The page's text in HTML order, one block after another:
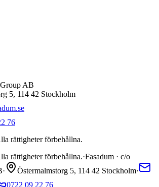
AB
5, 114 42 Stockholm
76
rättigheter förbehållna.
rättigheter förbehållna.·Fasadum · c/o
· Östermalmstorg 5, 114 42 Stockholm·
0722 09 22 76